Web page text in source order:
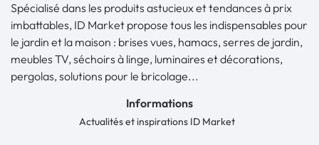
Spécialisé dans les produits astucieux et tendances à prix
imbattables, ID Market propose tous les indispensables pour
le jardin et la maison : brises vues, hamacs, serres de jardin,
meubles TV, séchoirs à linge, luminaires et décorations,
pergolas, solutions pour le bricolage...
Informations
Actualités et inspirations ID Market